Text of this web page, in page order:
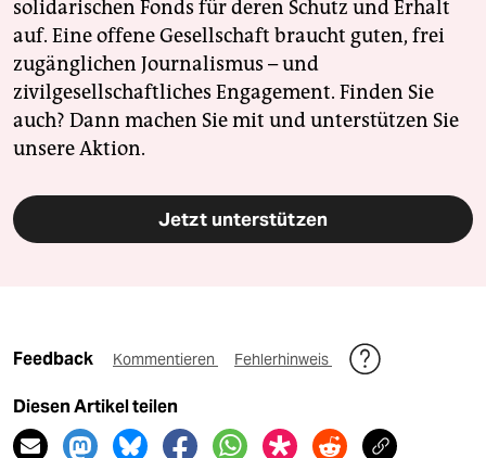
solidarischen Fonds für deren Schutz und Erhalt
auf. Eine offene Gesellschaft braucht guten, frei
zugänglichen Journalismus – und
zivilgesellschaftliches Engagement. Finden Sie
auch? Dann machen Sie mit und unterstützen Sie
unsere Aktion.
Jetzt unterstützen
Feedback Kommentieren Fehlerhinweis
Diesen Artikel teilen